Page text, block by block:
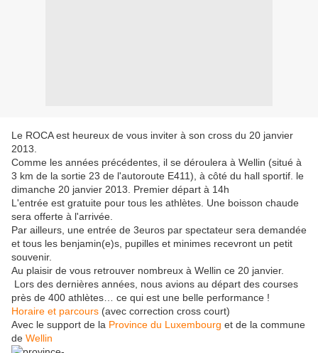
Le ROCA est heureux de vous inviter à son cross du 20 janvier
2013.
Comme les années précédentes, il se déroulera à Wellin (situé à
3 km de la sortie 23 de l'autoroute E411), à côté du hall sportif. le
dimanche 20 janvier 2013. Premier départ à 14h
L'entrée est gratuite pour tous les athlètes. Une boisson chaude
sera offerte à l'arrivée.
Par ailleurs, une entrée de 3euros par spectateur sera demandée
et tous les benjamin(e)s, pupilles et minimes recevront un petit
souvenir.
Au plaisir de vous retrouver nombreux à Wellin ce 20 janvier.
Lors des dernières années, nous avions au départ des courses
près de 400 athlètes… ce qui est une belle performance !
Horaire et parcours (avec correction cross court)
Avec le support de la Province du Luxembourg et de la commune
de Wellin